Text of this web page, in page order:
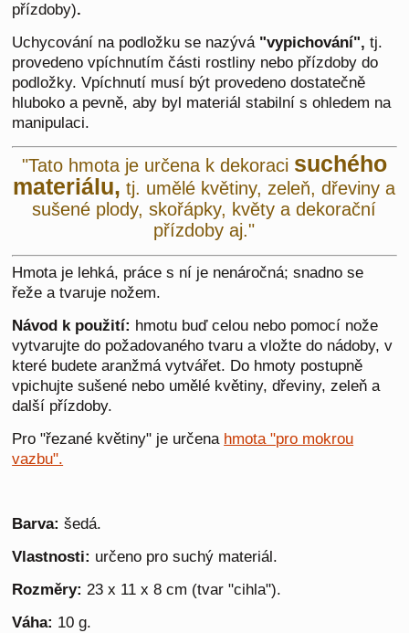
přízdoby).
Uchycování na podložku se nazývá "vypichování", tj.
provedeno vpíchnutím části rostliny nebo přízdoby do
podložky. Vpíchnutí musí být provedeno dostatečně
hluboko a pevně, aby byl materiál stabilní s ohledem na
manipulaci.
"Tato hmota je určena k dekoraci suchého
materiálu, tj. umělé květiny, zeleň, dřeviny a
sušené plody, skořápky, květy a dekorační
přízdoby aj."
Hmota je lehká, práce s ní je nenáročná; snadno se
řeže a tvaruje nožem.
Návod k použití: hmotu buď celou nebo pomocí nože
vytvarujte do požadovaného tvaru a vložte do nádoby, v
které budete aranžmá vytvářet. Do hmoty postupně
vpichujte sušené nebo umělé květiny, dřeviny, zeleň a
další přízdoby.
Pro "řezané květiny" je určena hmota "pro mokrou
vazbu".
Barva: šedá.
Vlastnosti: určeno pro suchý materiál.
Rozměry:23 x 11 x 8 cm (tvar "cihla").
Váha: 10 g.